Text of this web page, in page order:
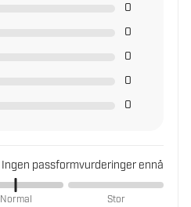
0
0
0
0
0
Ingen passformvurderinger ennå
Normal Stor